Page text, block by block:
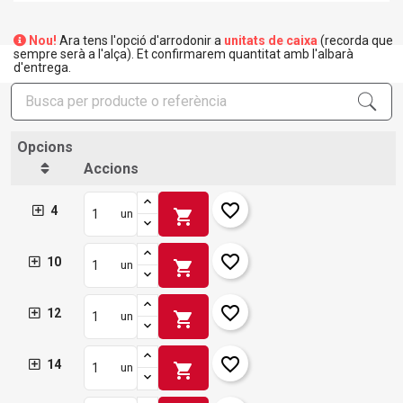
Afegir a la llista de desitjos
Crear una llista nova
Crear una llista de desitjos
Nom de la llista de desitjos
Connectar-se
Cal que connecteu per a desar els productes a la vostra
llista de desitjos.
Nou! Ara tens l'opció d'arrodonir a unitats de caixa (recorda que
sempre serà a l'alça). Et confirmarem quantitat amb l'albarà
d'entrega.
Opcions
Accions
4 un shopping_cart favorite_border
10 un shopping_cart favorite_border
12 un shopping_cart favorite_border
14 un shopping_cart favorite_border